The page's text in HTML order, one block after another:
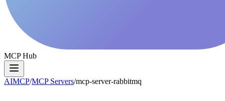
MCP Hub
AIMCP/MCP Servers/mcp-server-rabbitmq